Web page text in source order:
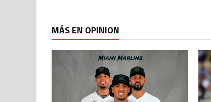
MÁS EN OPINION